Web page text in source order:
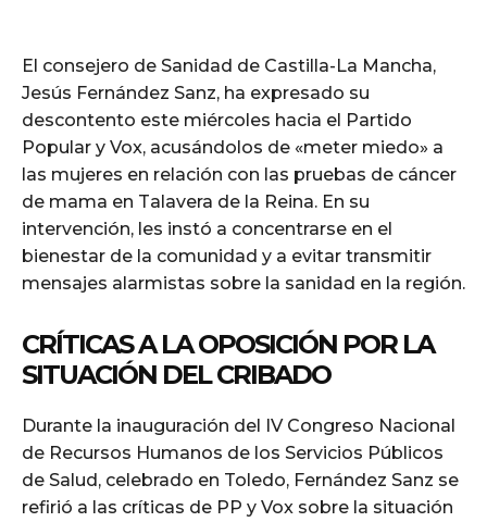
El consejero de Sanidad de Castilla-La Mancha,
Jesús Fernández Sanz, ha expresado su
descontento este miércoles hacia el Partido
Popular y Vox, acusándolos de «meter miedo» a
las mujeres en relación con las pruebas de cáncer
de mama en Talavera de la Reina. En su
intervención, les instó a concentrarse en el
bienestar de la comunidad y a evitar transmitir
mensajes alarmistas sobre la sanidad en la región.
CRÍTICAS A LA OPOSICIÓN POR LA
SITUACIÓN DEL CRIBADO
Durante la inauguración del IV Congreso Nacional
de Recursos Humanos de los Servicios Públicos
de Salud, celebrado en Toledo, Fernández Sanz se
refirió a las críticas de PP y Vox sobre la situación